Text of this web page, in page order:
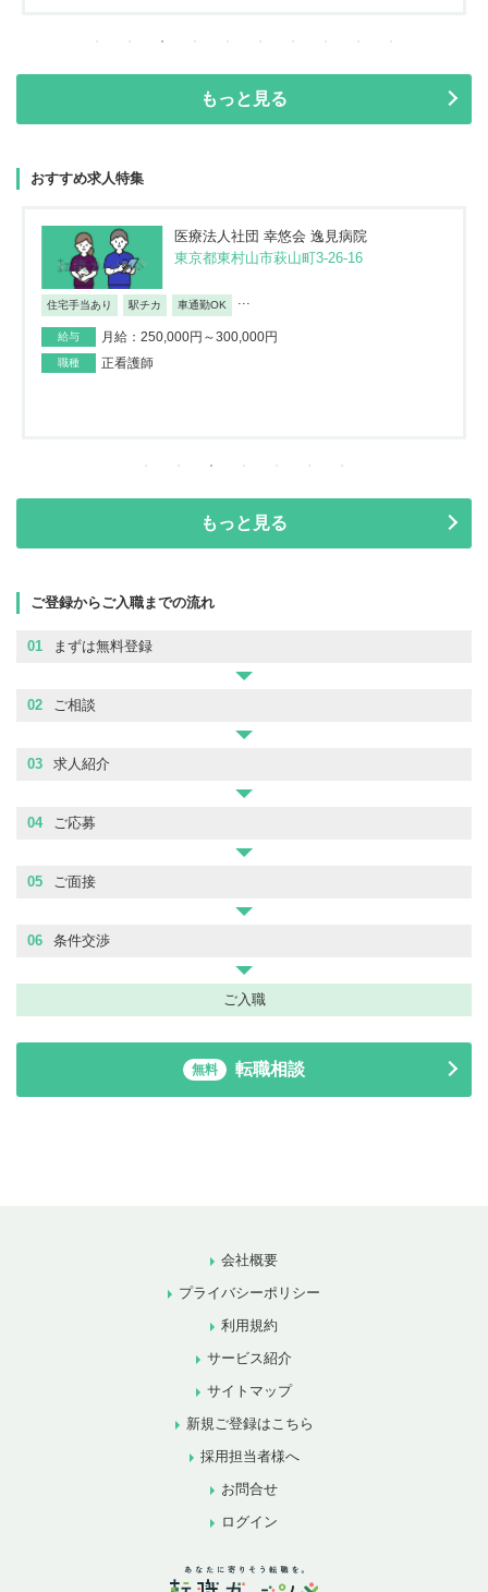
もっと見る
おすすめ求人特集
医療法人社団 幸悠会 逸見病院
東京都東村山市萩山町3-26-16
住宅手当あり 駅チカ 車通勤OK ...
給与 月給：250,000円～300,000円
職種 正看護師
もっと見る
ご登録からご入職までの流れ
01 まずは無料登録
02 ご相談
03 求人紹介
04 ご応募
05 ご面接
06 条件交渉
ご入職
無料 転職相談
会社概要
プライバシーポリシー
利用規約
サービス紹介
サイトマップ
新規ご登録はこちら
採用担当者様へ
お問合せ
ログイン